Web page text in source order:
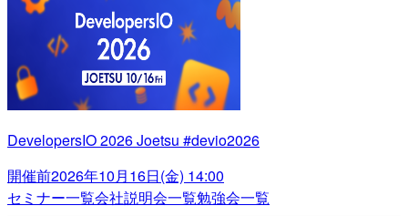
DevelopersIO 2026 Joetsu #devio2026
開催前2026年10月16日(金) 14:00
セミナー一覧会社説明会一覧勉強会一覧